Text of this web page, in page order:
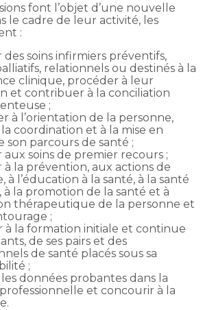
font l’objet d’une nouvelle
le cadre de leur activité, les
:
des soins infirmiers préventifs,
relationnels ou destinés à la
clinique, procéder à leur
et contribuer à la conciliation
;
à l’orientation de la personne,
la coordination et à la mise en
parcours de santé ;
aux soins de premier recours ;
à la prévention, aux actions de
à l’éducation à la santé, à la santé
à la promotion de la santé et à
thérapeutique de la personne et
;
à la formation initiale et continue
de ses pairs et des
de santé placés sous sa
;
données probantes dans la
et concourir à la